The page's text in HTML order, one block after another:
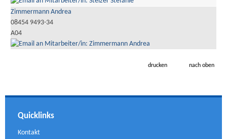
Zimmermann Andrea
08454 9493-34
A04
drucken nach oben
Quicklinks
Kontakt